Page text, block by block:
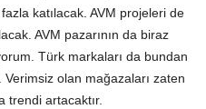
katılacak. AVM projeleri de
AVM pazarının da biraz
Türk markaları da bundan
olan mağazaları zaten
trendi artacaktır.